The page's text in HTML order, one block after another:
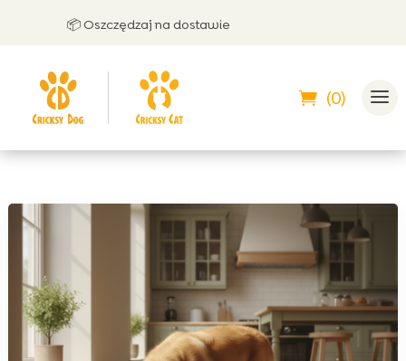
📦 Oszczędzaj na dostawie
(0)